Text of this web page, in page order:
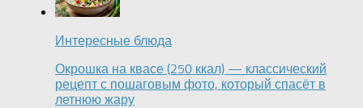
Интересные блюда
Окрошка на квасе (250 ккал) — классический
рецепт с пошаговым фото, который спасёт в
летнюю жару